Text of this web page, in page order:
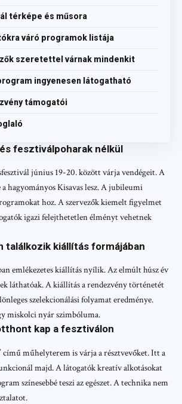
térképe és műsora
váró programok listája
szeretettel várnak mindenkit
ingyenesen látogatható
támogatói
fesztiválpoharak nélkül
június 19-20. között várja vendégeit. A
hagyományos Kisavas lesz. A jubileumi
hoz. A szervezők kiemelt figyelmet
igazi felejthetetlen élményt vehetnek
találkozik kiállítás formájában
emlékezetes kiállítás nyílik. Az elmúlt húsz év
láthatóak. A kiállítás a rendezvény történetét
szelekcionálási folyamat eredménye.
miskolci nyár szimbóluma.
kap a fesztiválon
című műhelyterem is várja a résztvevőket. Itt a
majd. A látogatók kreatív alkotásokat
színesebbé teszi az egészet. A technika nem